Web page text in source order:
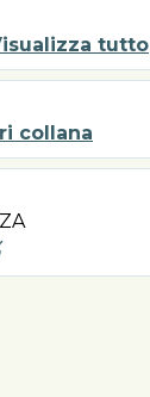
tutto
collana